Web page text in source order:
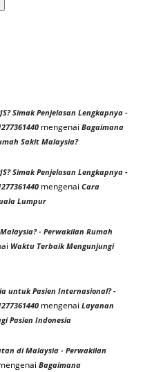
Simak Penjelasan Lengkapnya -
mengenai Bagaimana
Sakit Malaysia?
Simak Penjelasan Lengkapnya -
mengenai Cara
Lumpur
- Perwakilan Rumah
Waktu Terbaik Mengunjungi
untuk Pasien Internasional? -
mengenai Layanan
Pasien Indonesia
di Malaysia - Perwakilan
Bagaimana